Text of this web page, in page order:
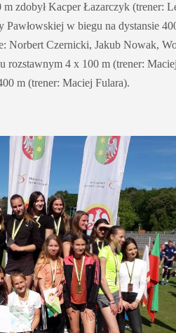
zdobył Kacper Łazarczyk (trener:
Pawłowskiej w biegu na dystansie
Norbert Czernicki, Jakub Nowak,
rozstawnym 4 x 100 m (trener:
m (trener: Maciej Fulara).